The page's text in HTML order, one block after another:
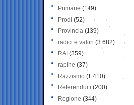
Primarie (149)
Prodi (52)
Provincia (139)
radici e valori (3.682)
RAI (359)
rapine (37)
Razzismo (1.410)
Referendum (200)
Regione (344)